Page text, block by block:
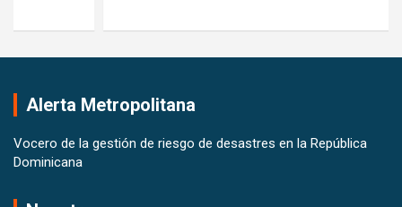
Alerta Metropolitana
Vocero de la gestión de riesgo de desastres en la República
Dominicana